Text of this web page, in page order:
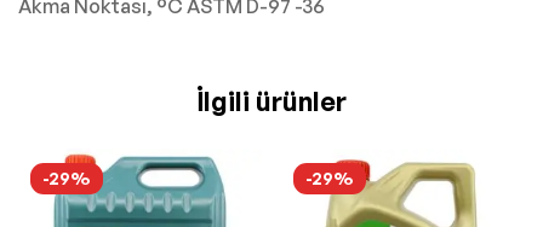
Akma Noktası, °C ASTM D-97 -36
İlgili ürünler
-29% -29%